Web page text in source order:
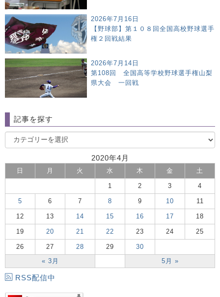
2026年7月16日
【野球部】第１０８回全国高校野球選手
権２回戦結果
2026年7月14日
第108回 全国高等学校野球選手権山梨
県大会 一回戦
記事を探す
2020年4月
日 月 火 水 木 金 土
« 3月 5月 »
1 2 3 4
5 6 7 8 9 10 11
12 13 14 15 16 17 18
19 20 21 22 23 24 25
26 27 28 29 30
RSS配信中